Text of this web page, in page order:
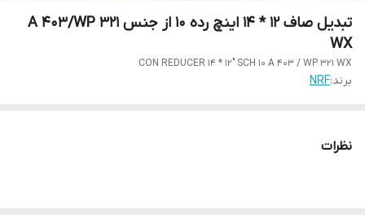
تبدیل صاف 12 * 14 اینچ رده 10 از جنس A 403/WP 321
WX
CON REDUCER 14 * 12" SCH 10 A 403 / WP 321 WX
برند:NRF
نظرات